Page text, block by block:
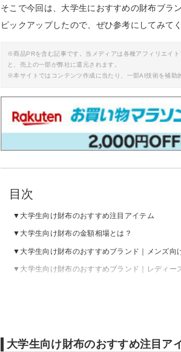
そこで今回は、大学生におすすめの財布ブラ
ピックアップしたので、ぜひ参考にしてみてく
※商品PRを含む記事です。当メディアは各種アフィリエイ
と、売上の一部が弊社に還元されます。
※本サイトではコンテンツ作成に当たり、一部AI技術を補助
目次
大学生向け財布のおすすめ注目アイテム
大学生向け財布の金額相場とは？
大学生向け財布のおすすめブランド｜メンズ向
大学生向け財布のおすすめブランド｜レディー
大学生向け財布のおすすめ注目ア